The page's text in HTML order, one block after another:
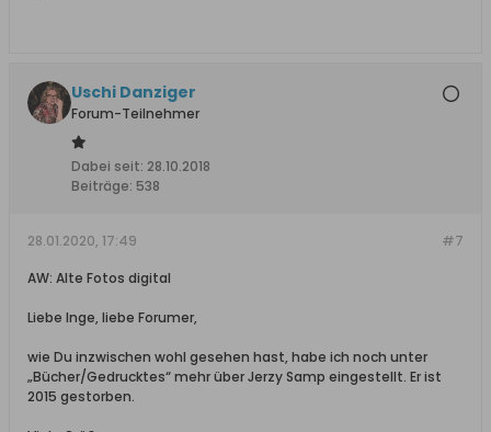
Uschi Danziger
Forum-Teilnehmer
Dabei seit: 28.10.2018
Beiträge: 538
#7
28.01.2020, 17:49
AW: Alte Fotos digital
Liebe Inge, liebe Forumer,
wie Du inzwischen wohl gesehen hast, habe ich noch unter
„Bücher/Gedrucktes“ mehr über Jerzy Samp eingestellt. Er ist
2015 gestorben.